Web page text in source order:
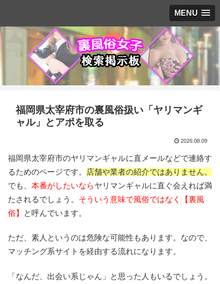
MENU
福岡県太宰府市の裏風俗扱い「ヤリマンギ
ャル」とアポを取る
2026.08.09
福岡県太宰府市のヤリマンギャルに直メールなどで連絡す
るためのページです。
店舗や業者の紹介ではありません。
でも、 本番がしたいならヤリマンギャルに直ぐ会えれば満
たされるでしょう。 そういう意味で風俗ではなく【裏風
俗】
と呼んでいます。
ただ、素人というのは危険な可能性もあります。なので、
マッチング系サイトを経由する流れになります。
「なんだ、出会い系じゃん」と思った人もいるでしょう。